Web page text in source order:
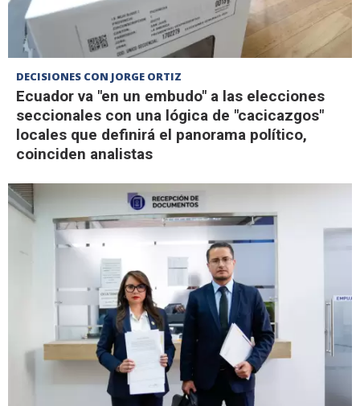
DECISIONES CON JORGE ORTIZ
Ecuador va "en un embudo" a las elecciones
seccionales con una lógica de "cacicazgos"
locales que definirá el panorama político,
coinciden analistas